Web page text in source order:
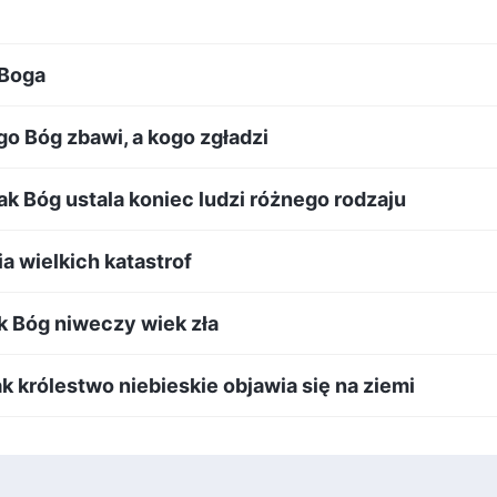
Bóg zbawi, a kogo zgładzi
Bóg ustala koniec ludzi różnego rodzaju
wielkich katastrof
Bóg niweczy wiek zła
królestwo niebieskie objawia się na ziemi